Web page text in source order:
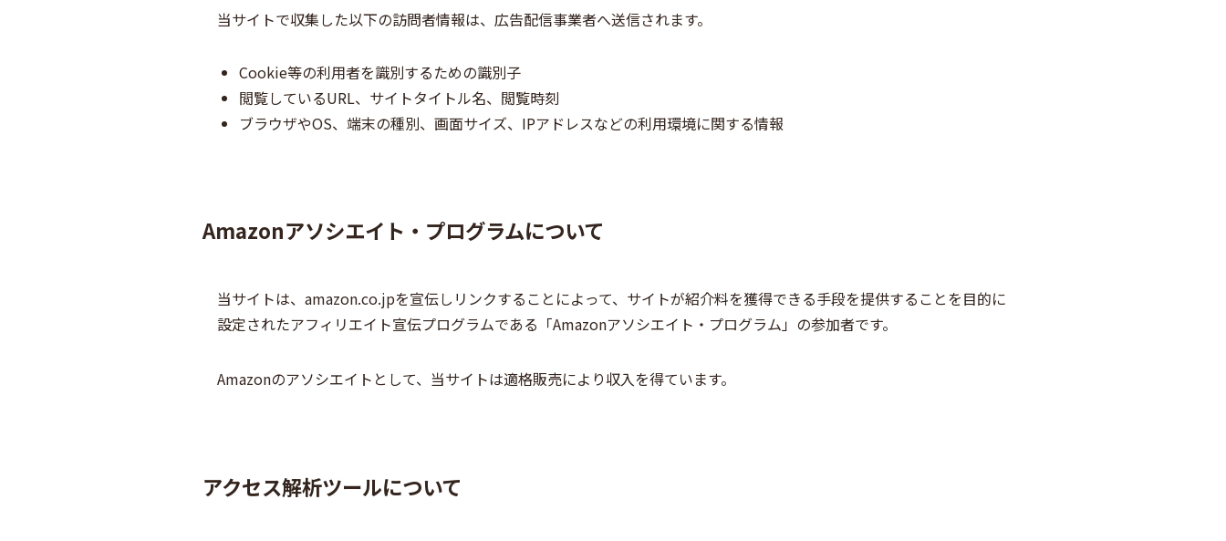
当サイトで収集した以下の訪問者情報は、広告配信事業者へ送信されます。
Cookie等の利用者を識別するための識別子
閲覧しているURL、サイトタイトル名、閲覧時刻
ブラウザやOS、端末の種別、画面サイズ、IPアドレスなどの利用環境に関する情報
Amazonアソシエイト・プログラムについて
当サイトは、amazon.co.jpを宣伝しリンクすることによって、サイトが紹介料を獲得できる手段を提供することを目的に
設定されたアフィリエイト宣伝プログラムである「Amazonアソシエイト・プログラム」の参加者です。
Amazonのアソシエイトとして、当サイトは適格販売により収入を得ています。
アクセス解析ツールについて